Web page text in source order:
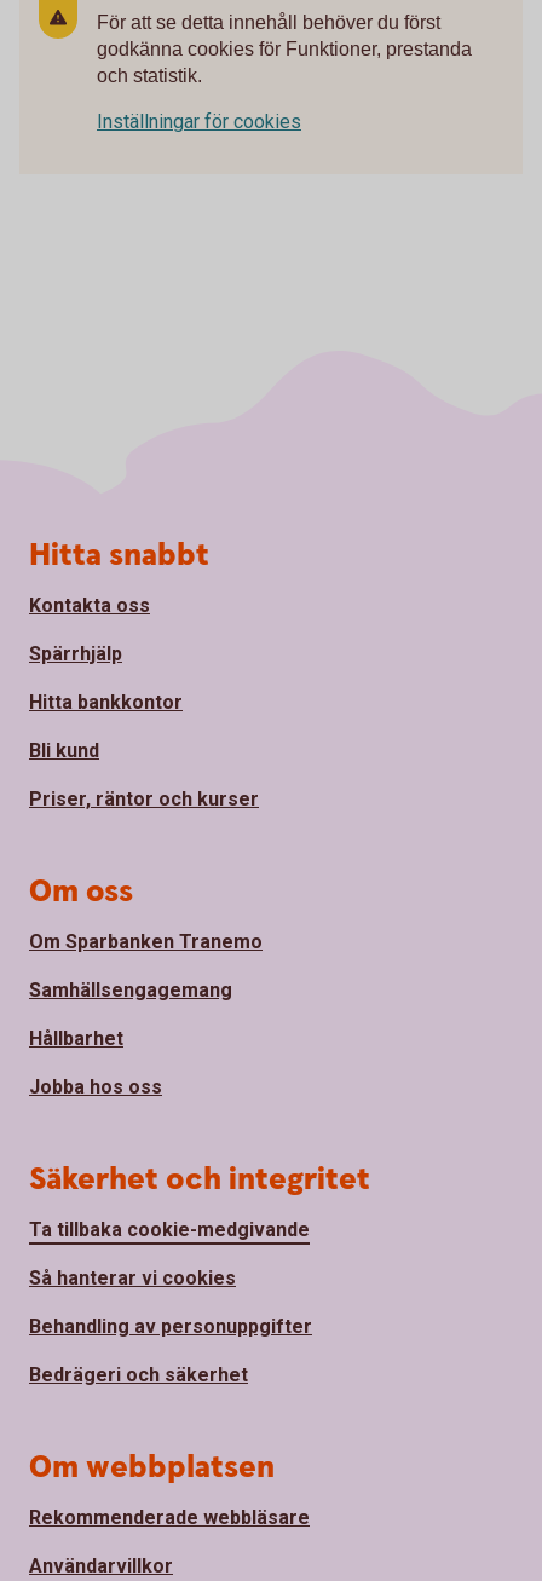
För att se detta innehåll behöver du först
godkänna cookies för Funktioner, prestanda
och statistik.
Inställningar för cookies
Sidfot
Hitta snabbt
Kontakta oss
Spärrhjälp
Hitta bankkontor
Bli kund
Priser, räntor och kurser
Om oss
Om Sparbanken Tranemo
Samhällsengagemang
Hållbarhet
Jobba hos oss
Säkerhet och integritet
Ta tillbaka cookie-medgivande
Så hanterar vi cookies
Behandling av personuppgifter
Bedrägeri och säkerhet
Om webbplatsen
Rekommenderade webbläsare
Användarvillkor